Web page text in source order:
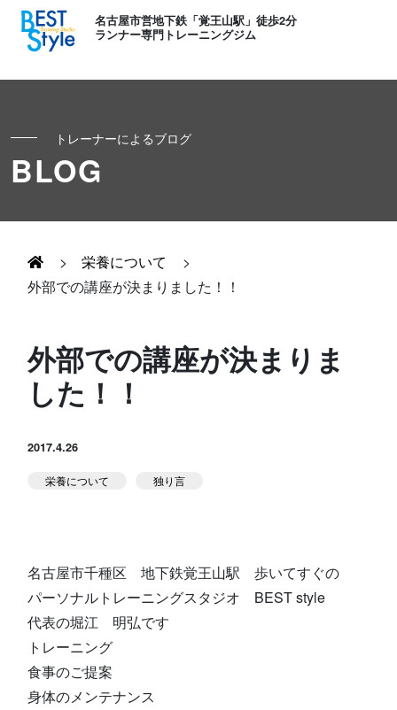
名古屋市営地下鉄「覚王山駅」徒歩2分
ランナー専門トレーニングジム
初めての方へ
お客様の声
足育
Runner's パーソナル
Runner's ピラティス
キッズ・かけっこ
お知らせ
NEWS
トレーナーによるブログ
BLOG
> 栄養について
>
外部での講座が決まりました！！
外部での講座が決まりま
した！！
2017.4.26
栄養について 独り言
名古屋市千種区 地下鉄覚王山駅 歩いてすぐの
パーソナルトレーニングスタジオ BEST style
代表の堀江 明弘です
トレーニング
食事のご提案
身体のメンテナンス